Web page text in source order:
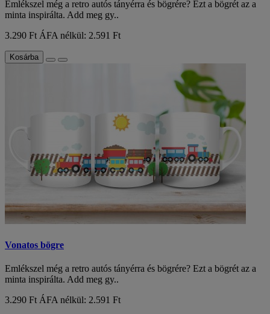
Emlékszel még a retro autós tányérra és bögrére? Ezt a bögrét az a
minta inspirálta. Add meg gy..
3.290 Ft ÁFA nélkül: 2.591 Ft
Kosárba
Vonatos bögre
Emlékszel még a retro autós tányérra és bögrére? Ezt a bögrét az a
minta inspirálta. Add meg gy..
3.290 FtÁFA nélkül: 2.591 Ft